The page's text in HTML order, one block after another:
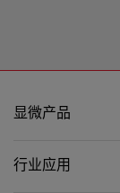
显微产品
行业应用